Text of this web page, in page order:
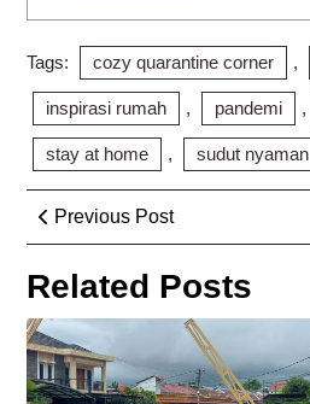
Tags: cozy quarantine corner ,
inspirasi rumah , pandemi ,
stay at home , sudut nyaman
Post
navigation
Previous PostPrevious
Post
Related Posts